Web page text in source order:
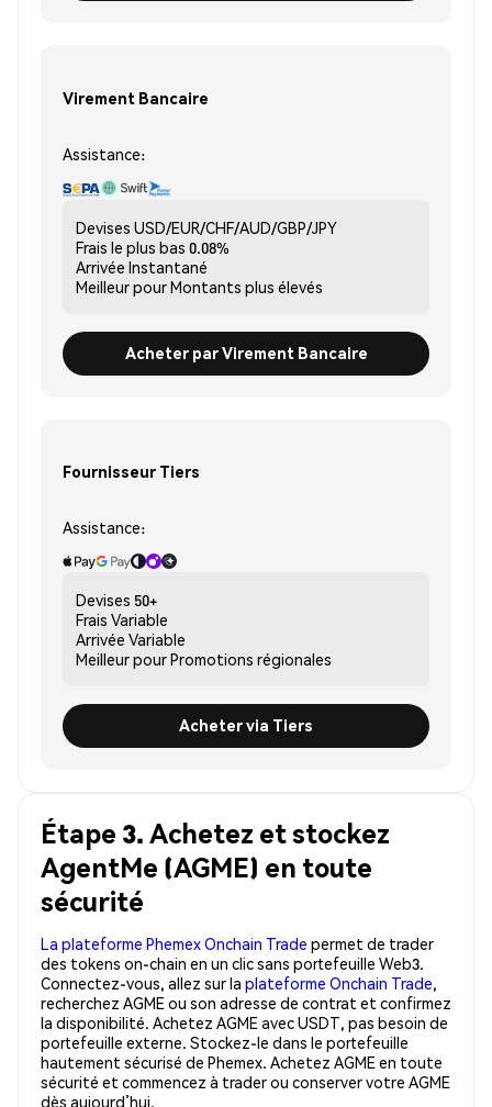
Virement Bancaire
Assistance:
Devises USD/EUR/CHF/AUD/GBP/JPY
Frais le plus bas 0.08%
Arrivée Instantané
Meilleur pourMontants plus élevés
Acheter par Virement Bancaire
Fournisseur Tiers
Assistance:
Devises 50+
Frais Variable
Arrivée Variable
Meilleur pourPromotions régionales
Acheter via Tiers
Étape 3. Achetez et stockez
AgentMe (AGME) en toute
sécurité
La plateforme Phemex Onchain Trade permet de trader
des tokens on-chain en un clic sans portefeuille Web3.
Connectez-vous, allez sur la plateforme Onchain Trade,
recherchez AGME ou son adresse de contrat et confirmez
la disponibilité. Achetez AGME avec USDT, pas besoin de
portefeuille externe. Stockez-le dans le portefeuille
hautement sécurisé de Phemex. Achetez AGME en toute
sécurité et commencez à trader ou conserver votre AGME
dès aujourd’hui.